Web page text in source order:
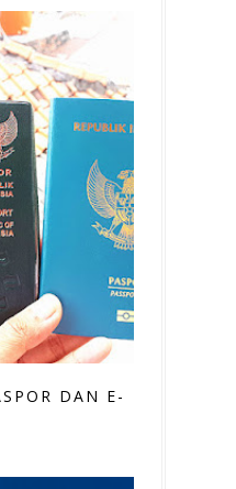
DAN E-